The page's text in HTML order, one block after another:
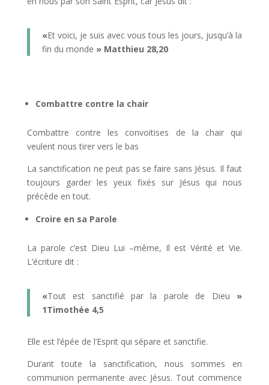
«Et voici, je suis avec vous tous les jours, jusqu’à la
fin du monde » Matthieu 28,20
Combattre contre la chair
Combattre contre les convoitises de la chair qui
veulent nous tirer vers le bas
La sanctification ne peut pas se faire sans Jésus. Il faut
toujours garder les yeux fixés sur Jésus qui nous
précède en tout.
Croire en sa Parole
La parole c’est Dieu Lui –même, Il est Vérité et Vie.
L’écriture dit :
«Tout est sanctifié par la parole de Dieu »
1Timothée 4,5
Elle est l’épée de l’Esprit qui sépare et sanctifie.
Durant toute la sanctification, nous sommes en
communion permanente avec Jésus. Tout commence